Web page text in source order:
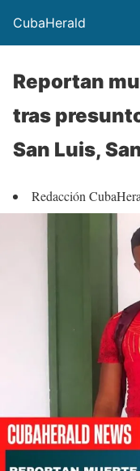
CubaHerald
Reportan
tras
San Luis,
Redacción